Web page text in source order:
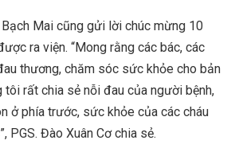
Mai cũng gửi lời chúc mừng 10
ra viện. “Mong rằng các bác, các
thương, chăm sóc sức khỏe cho bản
tôi rất chia sẻ nỗi đau của người bệnh,
ở phía trước, sức khỏe của các cháu
PGS. Đào Xuân Cơ chia sẻ.